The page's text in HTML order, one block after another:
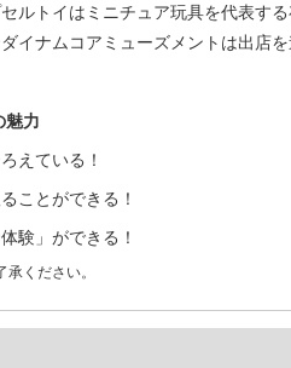
ルトイはミニチュア玩具を代表す
イナムコアミューズメントは出店を
魅力
えている！
ことができる！
験」ができる！
ください。